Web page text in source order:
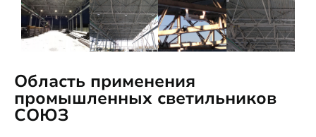
Область применения
промышленных светильников
СОЮЗ